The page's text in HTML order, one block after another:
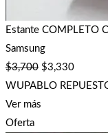
Estante COMPLETO
Samsung
$3,700 $3,330
WUPABLO
Ver más
Oferta